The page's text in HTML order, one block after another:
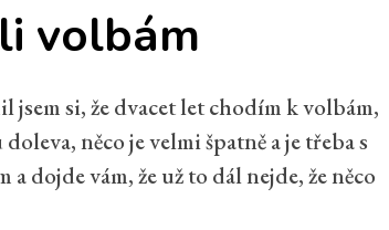
volbám
si, že dvacet let chodím k volbám,
něco je velmi špatně a je třeba s
dojde vám, že už to dál nejde, že něco